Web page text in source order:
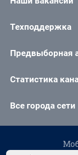
Техподдержка
Предвыборная
Статистика
Все города сети